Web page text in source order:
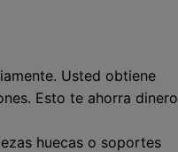
Usted obtiene
Esto te ahorra dinero
huecas o soportes